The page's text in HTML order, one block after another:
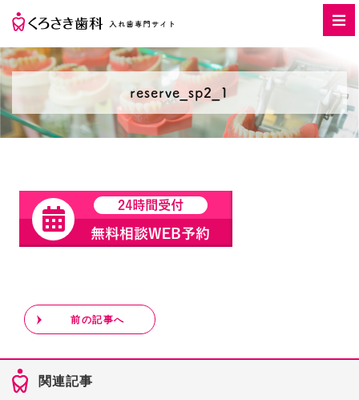
reserve_sp2_1
前の記事へ
関連記事